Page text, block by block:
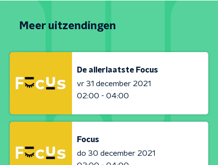
Meer uitzendingen
De allerlaatste Focus
vr 31 december 2021
02:00 - 04:00
Focus
do 30 december 2021